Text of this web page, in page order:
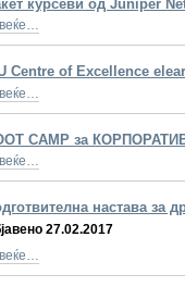
курсеви од Јuniper
Centre of Excellence
CAMP за
настава за
27.02.2017